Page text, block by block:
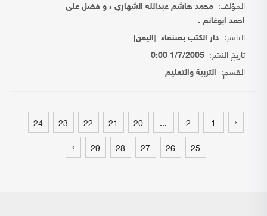
المؤلف: محمد هاشم عبدالله الشهاري ، و فضل على
احمد ابوغانم .
الناشر: دار الكتب بصنعاء [اليمن]
تاريخ النشر: 1/7/2005 0:00
القسم: التربية والتعليم
‹
1
2
...
20
21
22
23
24
25
26
27
28
29
›